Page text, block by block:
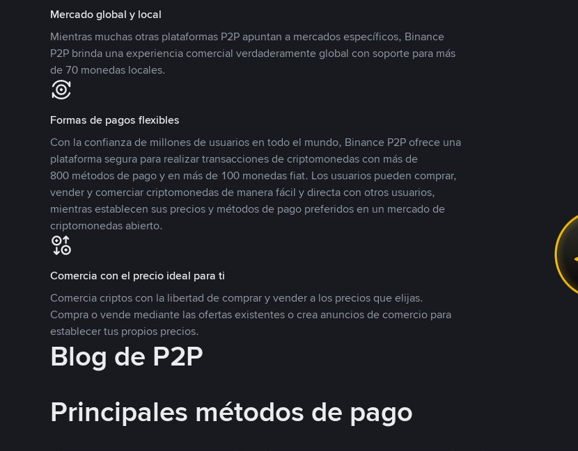
Mercado global y local
Mientras muchas otras plataformas P2P apuntan a mercados específicos, Binance
P2P brinda una experiencia comercial verdaderamente global con soporte para más
de 70 monedas locales.
Formas de pagos flexibles
Con la confianza de millones de usuarios en todo el mundo, Binance P2P ofrece una
plataforma segura para realizar transacciones de criptomonedas con más de
800 métodos de pago y en más de 100 monedas fiat. Los usuarios pueden comprar,
vender y comerciar criptomonedas de manera fácil y directa con otros usuarios,
mientras establecen sus precios y métodos de pago preferidos en un mercado de
criptomonedas abierto.
Comercia con el precio ideal para ti
Comercia criptos con la libertad de comprar y vender a los precios que elijas.
Compra o vende mediante las ofertas existentes o crea anuncios de comercio para
establecer tus propios precios.
Blog de P2P
Principales métodos de pago